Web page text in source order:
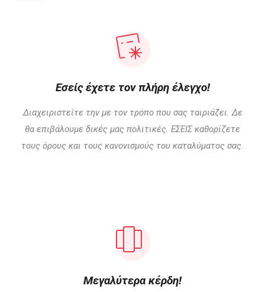
Εσείς έχετε τον πλήρη έλεγχο!
Διαχειριστείτε την με τον τρόπο που σας ταιριάζει. Δε
θα επιβάλουμε δικές μας πολιτικές. ΕΣΕΙΣ καθορίζετε
τους όρους και τους κανονισμούς του καταλύματος σας.
Μεγαλύτερα κέρδη!